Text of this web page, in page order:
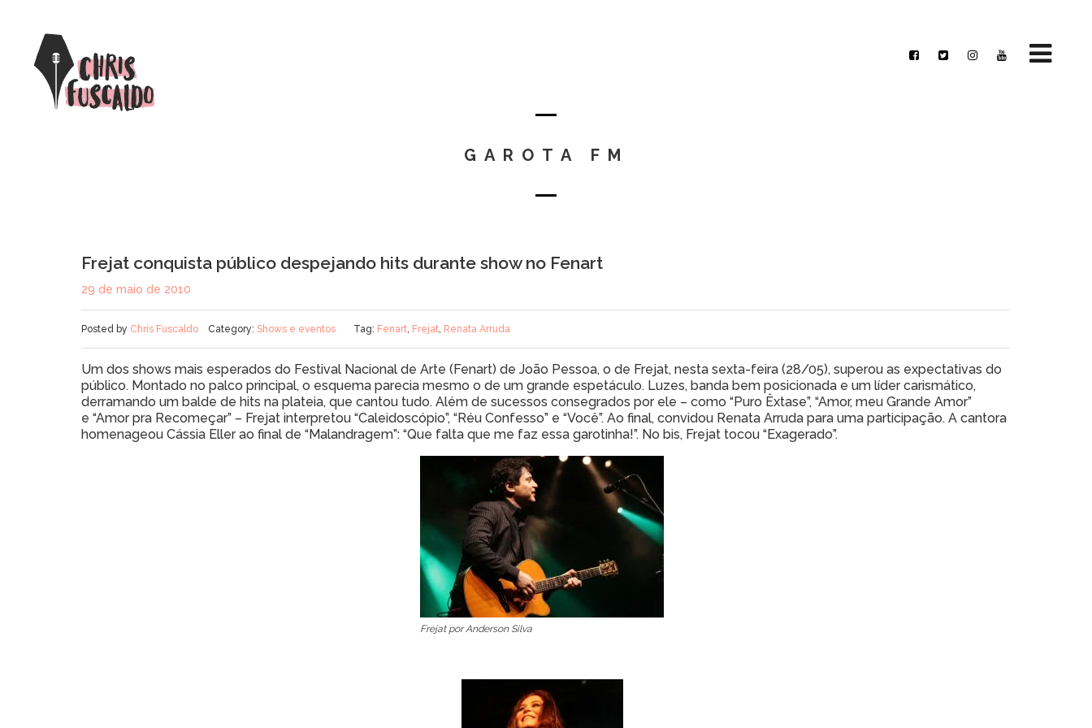
GAROTA FM
Frejat conquista público despejando hits durante show no Fenart
29 de maio de 2010
Posted by Chris Fuscaldo Category: Shows e eventos Tag: Fenart, Frejat, Renata Arruda
Um dos shows mais esperados do Festival Nacional de Arte (Fenart) de João Pessoa, o de Frejat, nesta sexta-feira (28/05), superou as expectativas do
público. Montado no palco principal, o esquema parecia mesmo o de um grande espetáculo. Luzes, banda bem posicionada e um líder carismático,
derramando um balde de hits na plateia, que cantou tudo. Além de sucessos consegrados por ele – como “Puro Êxtase”, “Amor, meu Grande Amor”
e “Amor pra Recomeçar” – Frejat interpretou “Caleidoscópio”, “Réu Confesso” e “Você”. Ao final, convidou Renata Arruda para uma participação. A cantora
homenageou Cássia Eller ao final de “Malandragem”: “Que falta que me faz essa garotinha!”. No bis, Frejat tocou “Exagerado”.
Frejat por Anderson Silva